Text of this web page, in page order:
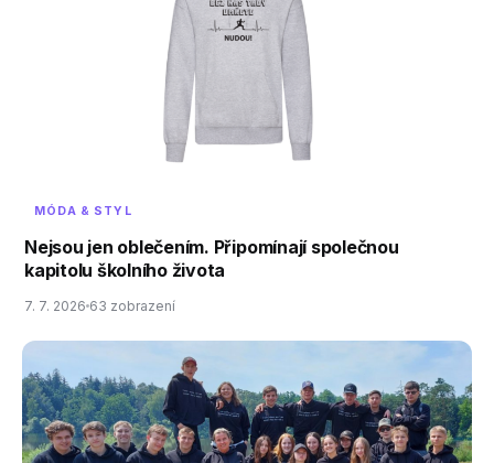
MÓDA & STYL
Nejsou jen oblečením. Připomínají společnou
kapitolu školního života
7. 7. 2026 63 zobrazení